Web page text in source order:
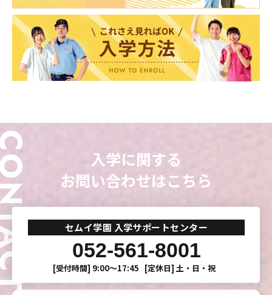
入学に関する
お問い合わせはこちら
セムイ学園 入学サポートセンター
052-561-8001
[受付時間] 9:00〜17:45 [定休日] 土・日・祝
東海医療科学
専門学校
東海歯科医療
専門学校
東海医療科学
専門学校
東海歯科医療
専門学校
東海医療科学
専門学校
東海歯科医療
専門学校
東海医療科学
専門学校
東海歯科医療
専門学校